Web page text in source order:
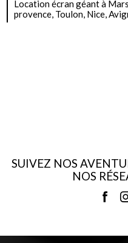
Location écran géant à
provence, Toulon, Nice,
SUIVEZ NOS
NOS